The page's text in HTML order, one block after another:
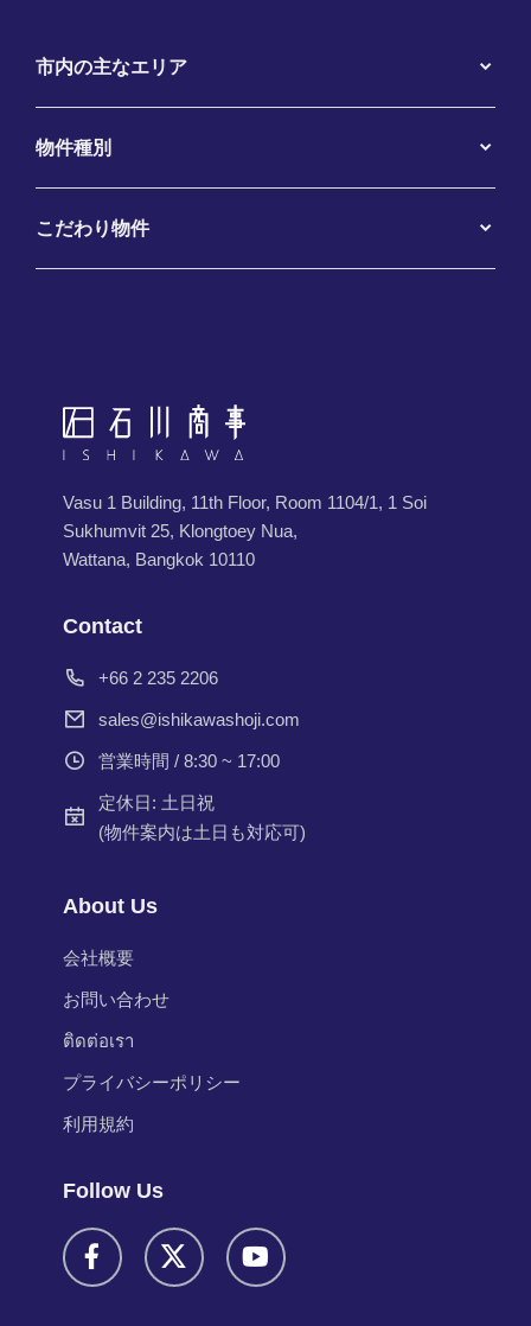
市内の主なエリア
物件種別
こだわり物件
Vasu 1 Building, 11th Floor, Room 1104/1, 1 Soi
Sukhumvit 25, Klongtoey Nua,
Wattana, Bangkok 10110
Contact
+66 2 235 2206
sales@ishikawashoji.com
営業時間 / 8:30 ~ 17:00
定休日: 土日祝
(物件案内は土日も対応可)
About Us
会社概要
お問い合わせ
ติดต่อเรา
プライバシーポリシー
利用規約
Follow Us